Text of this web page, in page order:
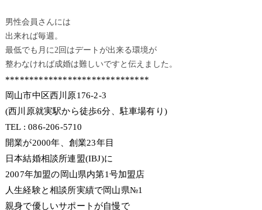
男性会員さんには
出来れば毎週。
最低でも月に2回はデートが出来る環境が
整わなければ成婚は難しいですと伝えました。
******************************
岡山市中区西川原176-2-3
(西川原就実駅から徒歩6分、駐車場有り)
TEL : 086-206-5710
開業が2000年、創業23年目
日本結婚相談所連盟(IBJ)に
2007年加盟の岡山県内第1号加盟店
人生経験と相談所実績で岡山県№1
親身で優しいサポートが自慢で